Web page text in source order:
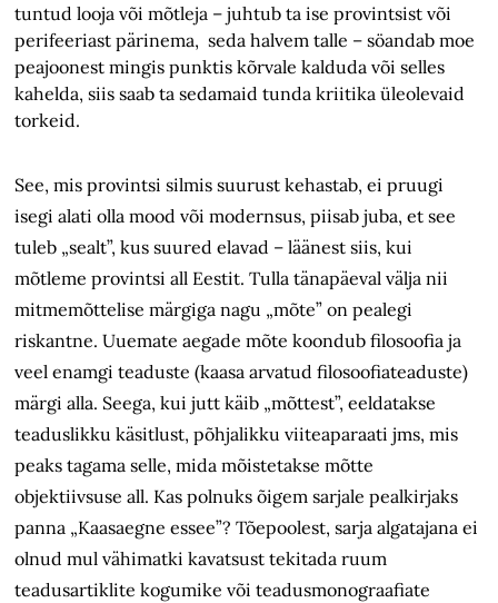
tuntud looja või mõtleja – juhtub ta ise provintsist või
perifeeriast pärinema, seda halvem talle – söandab moe
peajoonest mingis punktis kõrvale kalduda või selles
kahelda, siis saab ta sedamaid tunda kriitika üleolevaid
torkeid.
See, mis provintsi silmis suurust kehastab, ei pruugi
isegi alati olla mood või modernsus, piisab juba, et see
tuleb „sealt”, kus suured elavad – läänest siis, kui
mõtleme provintsi all Eestit. Tulla tänapäeval välja nii
mitmemõttelise märgiga nagu „mõte” on pealegi
riskantne. Uuemate aegade mõte koondub filosoofia ja
veel enamgi teaduste (kaasa arvatud filosoofiateaduste)
märgi alla. Seega, kui jutt käib „mõttest”, eeldatakse
teaduslikku käsitlust, põhjalikku viiteaparaati jms, mis
peaks tagama selle, mida mõistetakse mõtte
objektiivsuse all. Kas polnuks õigem sarjale pealkirjaks
panna „Kaasaegne essee”? Tõepoolest, sarja algatajana ei
olnud mul vähimatki kavatsust tekitada ruum
teadusartiklite kogumike või teadusmonograafiate